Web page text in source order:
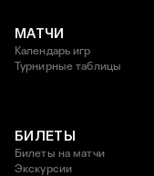
МАТЧИ
Календарь игр
Турнирные таблицы
БИЛЕТЫ
Билеты на матчи
Экскурсии